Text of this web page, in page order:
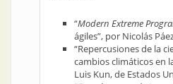
“Modern Extreme
ágiles”, por Nicolás
“Repercusiones de la
cambios climáticos en
Luis Kun, de Estados